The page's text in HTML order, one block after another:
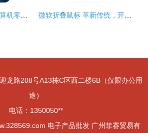
龙路208号A13栋C区西二楼6B（仅限办公用
途）
电话：1350050**
电子产品批发 广州菲赛贸易有